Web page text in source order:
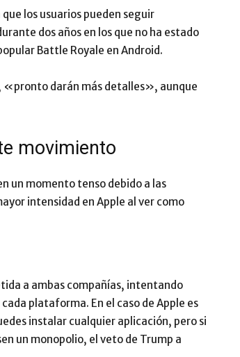
los usuarios pueden seguir
dos años en los que no ha estado
Battle Royale en Android.
«pronto darán más detalles», aunque
movimiento
un momento tenso debido a las
intensidad en Apple al ver como
a ambas compañías, intentando
plataforma. En el caso de Apple es
instalar cualquier aplicación, pero si
un monopolio, el veto de Trump a